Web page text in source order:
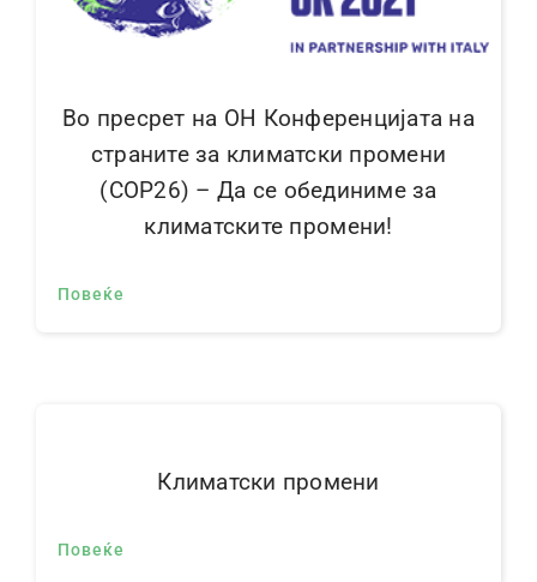
Во пресрет на ОН Конференцијата на
страните за климатски промени
(СОР26) – Да се обединиме за
климатските промени!
Повеќе
Климатски промени
Повеќе